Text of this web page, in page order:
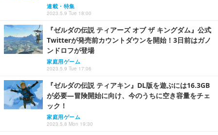
連載・特集
2023.5.9 Tue 18:00
『ゼルダの伝説 ティアーズ オブ ザ キングダム』公式
Twitterが発売前カウントダウンを開始！3日前はガノ
ンドロフが登場
家庭用ゲーム
2023.5.9 Tue 17:06
『ゼルダの伝説 ティアキン』DL版を遊ぶには16.3GB
が必要―冒険開始に向け、今のうちに空き容量をチェ
ック！
家庭用ゲーム
2023.5.8 Mon 19:30